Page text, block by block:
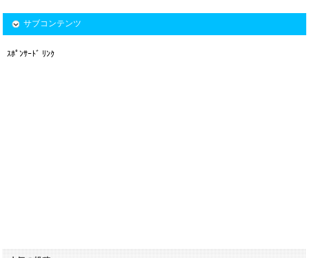
サブコンテンツ
ｽﾎﾟﾝｻｰﾄﾞ ﾘﾝｸ